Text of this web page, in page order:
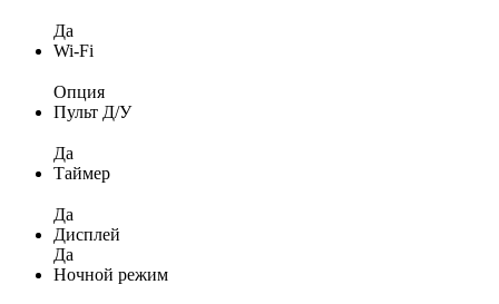
Да
Wi-Fi
Опция
Пульт Д/У
Да
Таймер
Да
Дисплей
Да
Ночной режим